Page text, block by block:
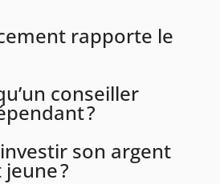
rapporte le
conseiller
?
son argent
?